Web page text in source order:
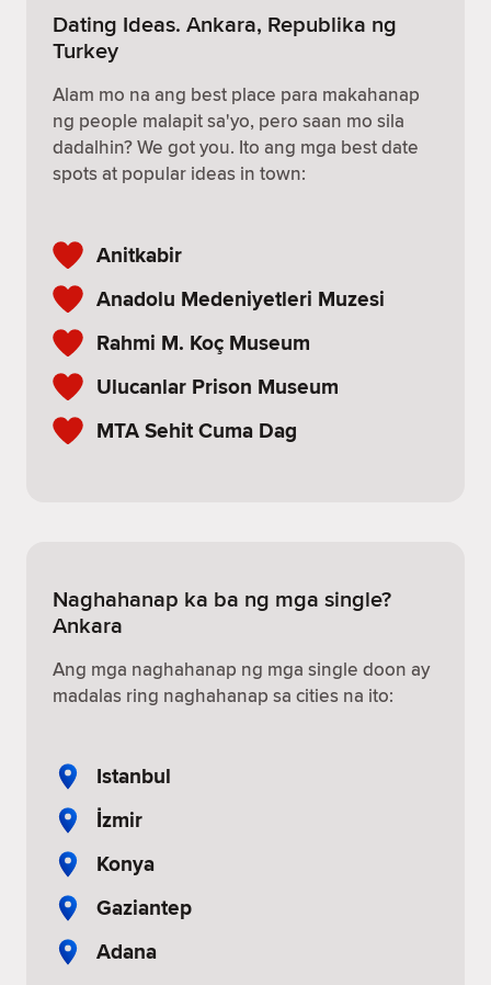
Dating Ideas. Ankara, Republika ng
Turkey
Alam mo na ang best place para makahanap
ng people malapit sa'yo, pero saan mo sila
dadalhin? We got you. Ito ang mga best date
spots at popular ideas in town:
Anitkabir
Anadolu Medeniyetleri Muzesi
Rahmi M. Koç Museum
Ulucanlar Prison Museum
MTA Sehit Cuma Dag
Naghahanap ka ba ng mga single?
Ankara
Ang mga naghahanap ng mga single doon ay
madalas ring naghahanap sa cities na ito:
Istanbul
İzmir
Konya
Gaziantep
Adana